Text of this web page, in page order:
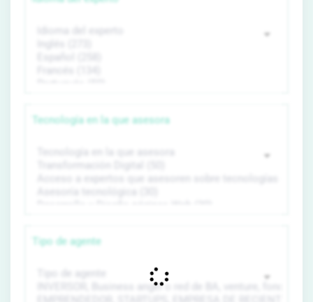
Tecnología en la que asesora
Tipo de agente